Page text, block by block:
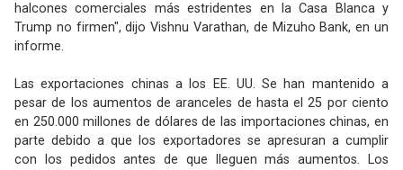
halcones comerciales más estridentes en la Casa Blanca y
Trump no firmen", dijo Vishnu Varathan, de Mizuho Bank, en un
informe.
Las exportaciones chinas a los EE. UU. Se han mantenido a
pesar de los aumentos de aranceles de hasta el 25 por ciento
en 250.000 millones de dólares de las importaciones chinas, en
parte debido a que los exportadores se apresuran a cumplir
con los pedidos antes de que lleguen más aumentos. Los